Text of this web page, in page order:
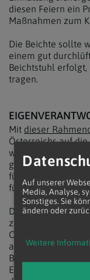
diesen Feiern ein
Maßnahmen zum
Die Beichte sollte
einem gut
Beichtstuhl erfolgt,
tragen.
Mit dieser
Österreichs auf
wird eingangs
gegenseitige
füreinander
für das Feiern von
Die neue
zuletzt eine
Corona-
auch
Bestimmungen
Erzdiözese Wien
Auf unserer
Media, Analyse,
Sonstiges. Sie
ändern oder
Weitere